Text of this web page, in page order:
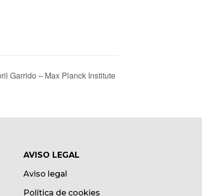
Garrido – Max Planck Institute
AVISO LEGAL
Aviso legal
Política de cookies